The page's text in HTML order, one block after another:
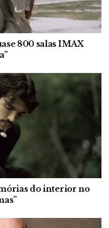
800 salas IMAX
do interior no